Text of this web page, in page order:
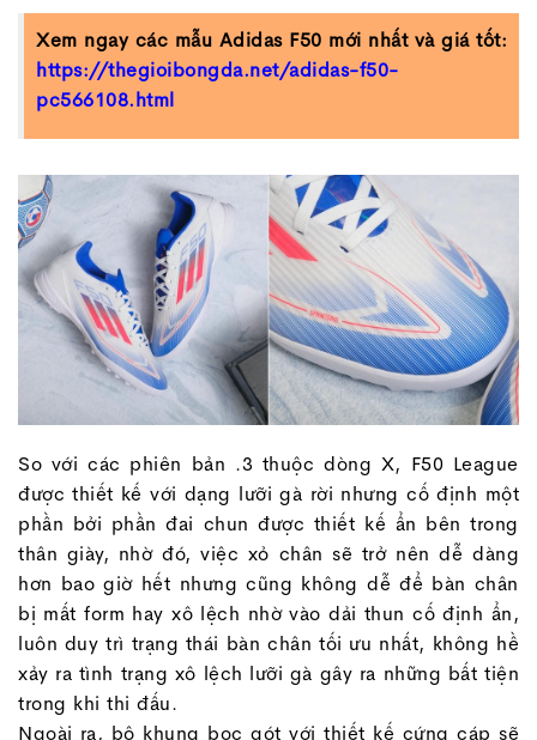
Xem ngay các mẫu Adidas F50 mới nhất và giá tốt:
https://thegioibongda.net/adidas-f50-
pc566108.html
So với các phiên bản .3 thuộc dòng X, F50 League
được thiết kế với dạng lưỡi gà rời nhưng cố định một
phần bởi phần đai chun được thiết kế ẩn bên trong
thân giày, nhờ đó, việc xỏ chân sẽ trở nên dễ dàng
hơn bao giờ hết nhưng cũng không dễ để bàn chân
bị mất form hay xô lệch nhờ vào dải thun cố định ẩn,
luôn duy trì trạng thái bàn chân tối ưu nhất, không hề
xảy ra tình trạng xô lệch lưỡi gà gây ra những bất tiện
trong khi thi đấu.
Ngoài ra, bộ khung bọc gót với thiết kế cứng cáp sẽ